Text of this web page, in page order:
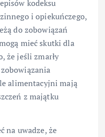
kodeksu
i opiekuńczego,
do zobowiązań
mieć skutki dla
że jeśli zmarły
alimentacyjni mają
z majątku
na uwadze, że